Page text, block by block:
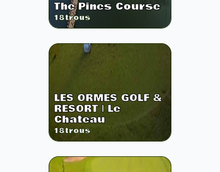
The Pines Course
18trous
LES ORMES GOLF &
RESORT | Le
Chateau
18trous